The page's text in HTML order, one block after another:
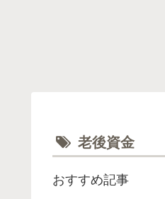
老後資金
おすすめ記事